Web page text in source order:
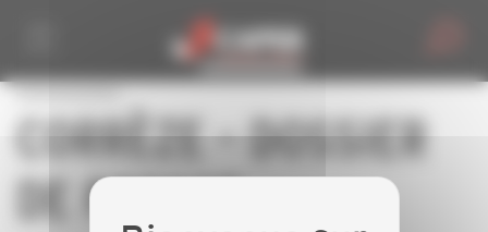
CORRÈZE - DOSSIER
DE PRESSE